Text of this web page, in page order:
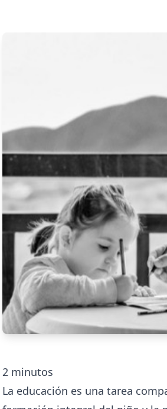
2 minutos
La educación es una tarea